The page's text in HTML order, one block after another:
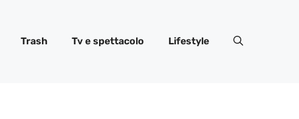
Trash Tv e spettacolo Lifestyle